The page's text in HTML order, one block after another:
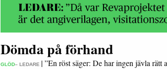
Dömda på förhand
GLÖD– LEDARE |”En röst säger: De har ingen jävla rätt